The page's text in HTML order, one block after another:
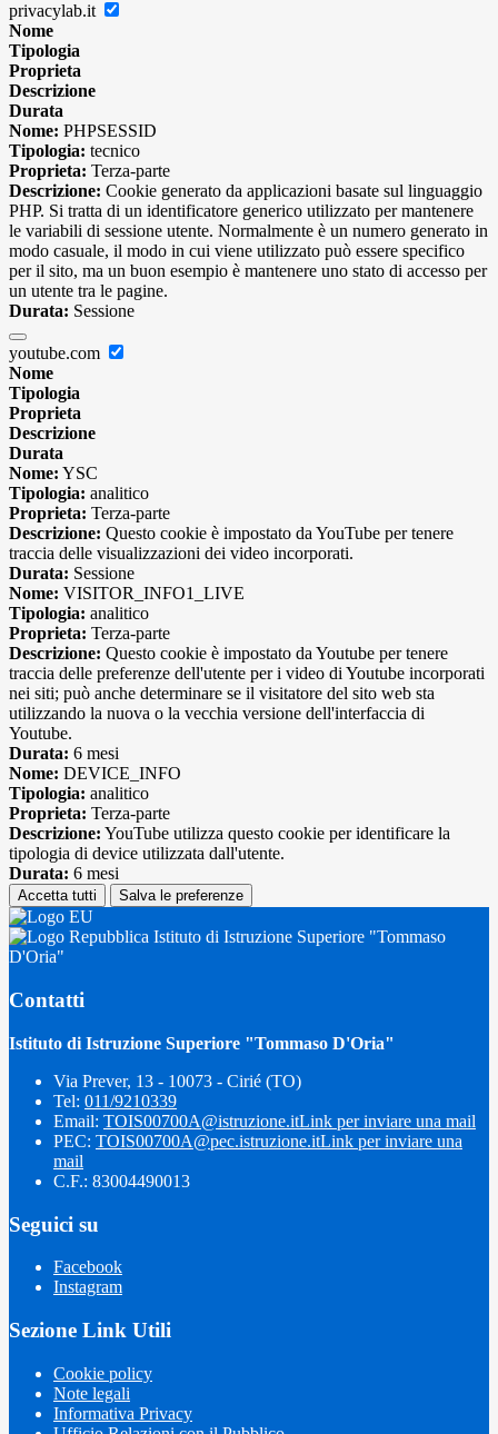
privacylab.it
Nome
Tipologia
Proprieta
Descrizione
Durata
Nome: PHPSESSID
Tipologia: tecnico
Proprieta: Terza-parte
Descrizione: Cookie generato da applicazioni basate sul linguaggio
PHP. Si tratta di un identificatore generico utilizzato per mantenere
le variabili di sessione utente. Normalmente è un numero generato in
modo casuale, il modo in cui viene utilizzato può essere specifico
per il sito, ma un buon esempio è mantenere uno stato di accesso per
un utente tra le pagine.
Durata: Sessione
youtube.com
Nome
Tipologia
Proprieta
Descrizione
Durata
Nome: YSC
Tipologia: analitico
Proprieta: Terza-parte
Descrizione: Questo cookie è impostato da YouTube per tenere
traccia delle visualizzazioni dei video incorporati.
Durata: Sessione
Nome: VISITOR_INFO1_LIVE
Tipologia: analitico
Proprieta: Terza-parte
Descrizione: Questo cookie è impostato da Youtube per tenere
traccia delle preferenze dell'utente per i video di Youtube incorporati
nei siti; può anche determinare se il visitatore del sito web sta
utilizzando la nuova o la vecchia versione dell'interfaccia di
Youtube.
Durata: 6 mesi
Nome: DEVICE_INFO
Tipologia: analitico
Proprieta: Terza-parte
Descrizione: YouTube utilizza questo cookie per identificare la
tipologia di device utilizzata dall'utente.
Durata: 6 mesi
Accetta tutti Salva le preferenze
Istituto di Istruzione Superiore "Tommaso
D'Oria"
Contatti
Istituto di Istruzione Superiore "Tommaso D'Oria"
Via Prever, 13 - 10073 - Cirié (TO)
Tel: 011/9210339
Email: TOIS00700A@istruzione.itLink per inviare una mail
PEC: TOIS00700A@pec.istruzione.itLink per inviare una
mail
C.F.: 83004490013
Seguici su
Facebook
Instagram
Sezione Link Utili
Cookie policy
Note legali
Informativa Privacy